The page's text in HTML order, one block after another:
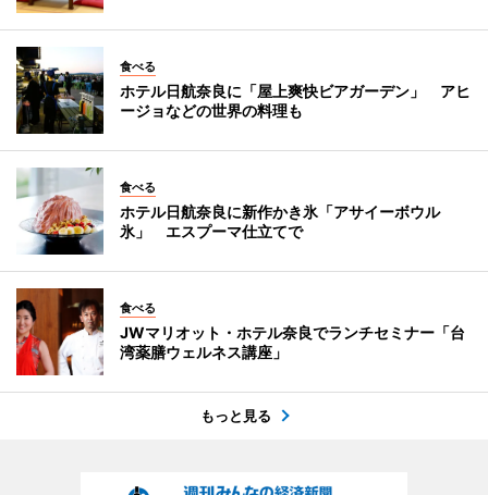
食べる
ホテル日航奈良に「屋上爽快ビアガーデン」 アヒ
ージョなどの世界の料理も
食べる
ホテル日航奈良に新作かき氷「アサイーボウル
氷」 エスプーマ仕立てで
食べる
JWマリオット・ホテル奈良でランチセミナー「台
湾薬膳ウェルネス講座」
もっと見る